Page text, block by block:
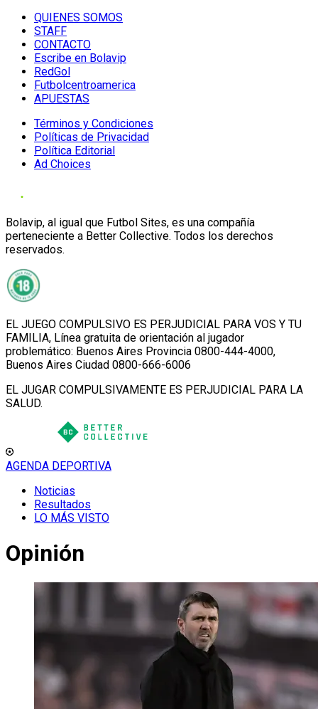
QUIENES SOMOS
STAFF
CONTACTO
Escribe en Bolavip
RedGol
Futbolcentroamerica
APUESTAS
Términos y Condiciones
Políticas de Privacidad
Política Editorial
Ad Choices
Bolavip, al igual que Futbol Sites, es una compañía
perteneciente a Better Collective. Todos los derechos
reservados.
EL JUEGO COMPULSIVO ES PERJUDICIAL PARA VOS Y TU
FAMILIA, Línea gratuita de orientación al jugador
problemático: Buenos Aires Provincia 0800-444-4000,
Buenos Aires Ciudad 0800-666-6006
EL JUGAR COMPULSIVAMENTE ES PERJUDICIAL PARA LA
SALUD.
AGENDA DEPORTIVA
Noticias
Resultados
LO MÁS VISTO
Opinión